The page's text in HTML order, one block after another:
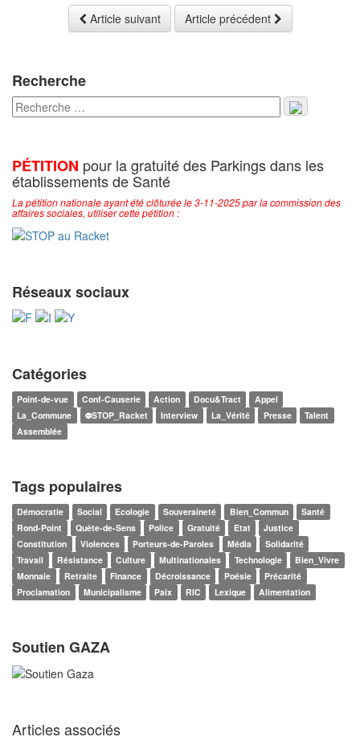
Article suivant Article précédent
Recherche
PÉTITION pour la gratuité des Parkings dans les
établissements de Santé
La pétition nationale ayant été clôturée le 3-11-2025 par la commission des
affaires sociales, utiliser cette pétition :
Réseaux sociaux
Catégories
Point-de-vue Conf-Causerie Action Docu&Tract
Appel
La_Commune
⛔STOP_Racket Interview La_Vérité Presse
Talent
Assemblée
Tags populaires
Démocratie Social Ecologie Souveraineté Bien_Commun
Santé
Rond-Point
Quête-de-Sens Police Gratuité Etat
Justice
Constitution
Violences Porteurs-de-Paroles Média
Solidarité
Travail
Résistance Culture Multinationales Technologie
Bien_Vivre
Monnaie
Retraite Finance Décroissance Poésie
Précarité
Proclamation
Municipalisme Paix RIC Lexique Alimentation
Soutien GAZA
Articles associés